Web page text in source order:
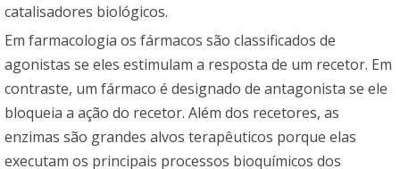
catalisadores biológicos.
Em farmacologia os fármacos são classificados de
agonistas se eles estimulam a resposta de um recetor. Em
contraste, um fármaco é designado de antagonista se ele
bloqueia a ação do recetor. Além dos recetores, as
enzimas são grandes alvos terapêuticos porque elas
executam os principais processos bioquímicos dos